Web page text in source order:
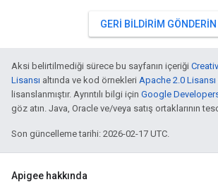
GERI BILDIRIM GÖNDERIN
Aksi belirtilmediği sürece bu sayfanın içeriği
Lisansı altında ve kod örnekleri Apache 2.0 Lisansı
lisanslanmıştır. Ayrıntılı bilgi için Google
göz atın. Java, Oracle ve/veya satış ortaklarının
Son güncelleme tarihi: 2026-02-17 UTC.
Apigee hakkında